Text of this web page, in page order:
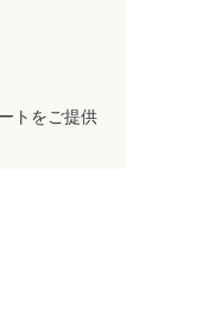
トをご提供